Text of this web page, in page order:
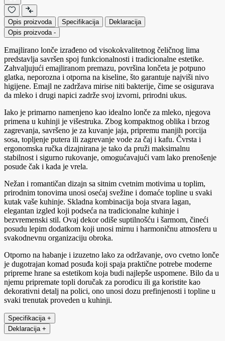
Opis proizvoda Specifikacija
Deklaracija
Opis proizvoda -
Emajlirano lonče izrađeno od visokokvalitetnog čeličnog lima
predstavlja savršen spoj funkcionalnosti i tradicionalne estetike.
Zahvaljujući emajliranom premazu, površina lončeta je potpuno
glatka, neporozna i otporna na kiseline, što garantuje najviši nivo
higijene. Emajl ne zadržava mirise niti bakterije, čime se osigurava
da mleko i drugi napici zadrže svoj izvorni, prirodni ukus.
Iako je primarno namenjeno kao idealno lonče za mleko, njegova
primena u kuhinji je višestruka. Zbog kompaktnog oblika i brzog
zagrevanja, savršeno je za kuvanje jaja, pripremu manjih porcija
sosa, topljenje putera ili zagrevanje vode za čaj i kafu. Čvrsta i
ergonomska ručka dizajnirana je tako da pruži maksimalnu
stabilnost i sigurno rukovanje, omogućavajući vam lako prenošenje
posude čak i kada je vrela.
Nežan i romantičan dizajn sa sitnim cvetnim motivima u toplim,
prirodnim tonovima unosi osećaj svežine i domaće topline u svaki
kutak vaše kuhinje. Skladna kombinacija boja stvara lagan,
elegantan izgled koji podseća na tradicionalne kuhinje i
bezvremenski stil. Ovaj dekor odiše suptilnošću i šarmom, čineći
posudu lepim dodatkom koji unosi mirnu i harmoničnu atmosferu u
svakodnevnu organizaciju obroka.
Otporno na habanje i izuzetno lako za održavanje, ovo cvetno lonče
je dugotrajan komad posuđa koji spaja praktične potrebe moderne
pripreme hrane sa estetikom koja budi najlepše uspomene. Bilo da u
njemu pripremate topli doručak za porodicu ili ga koristite kao
dekorativni detalj na polici, ono unosi dozu prefinjenosti i topline u
svaki trenutak proveden u kuhinji.
Specifikacija +
Deklaracija +